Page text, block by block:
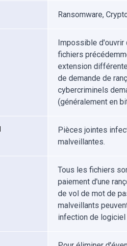
Ransomware,
Impossible d'ouvrir
fichiers
extension
de demande de
cybercriminels
(généralement en
Pièces jointes
malveillantes.
Tous les fichiers
paiement d'une
de vol de mot de
malveillants
infection de logiciel